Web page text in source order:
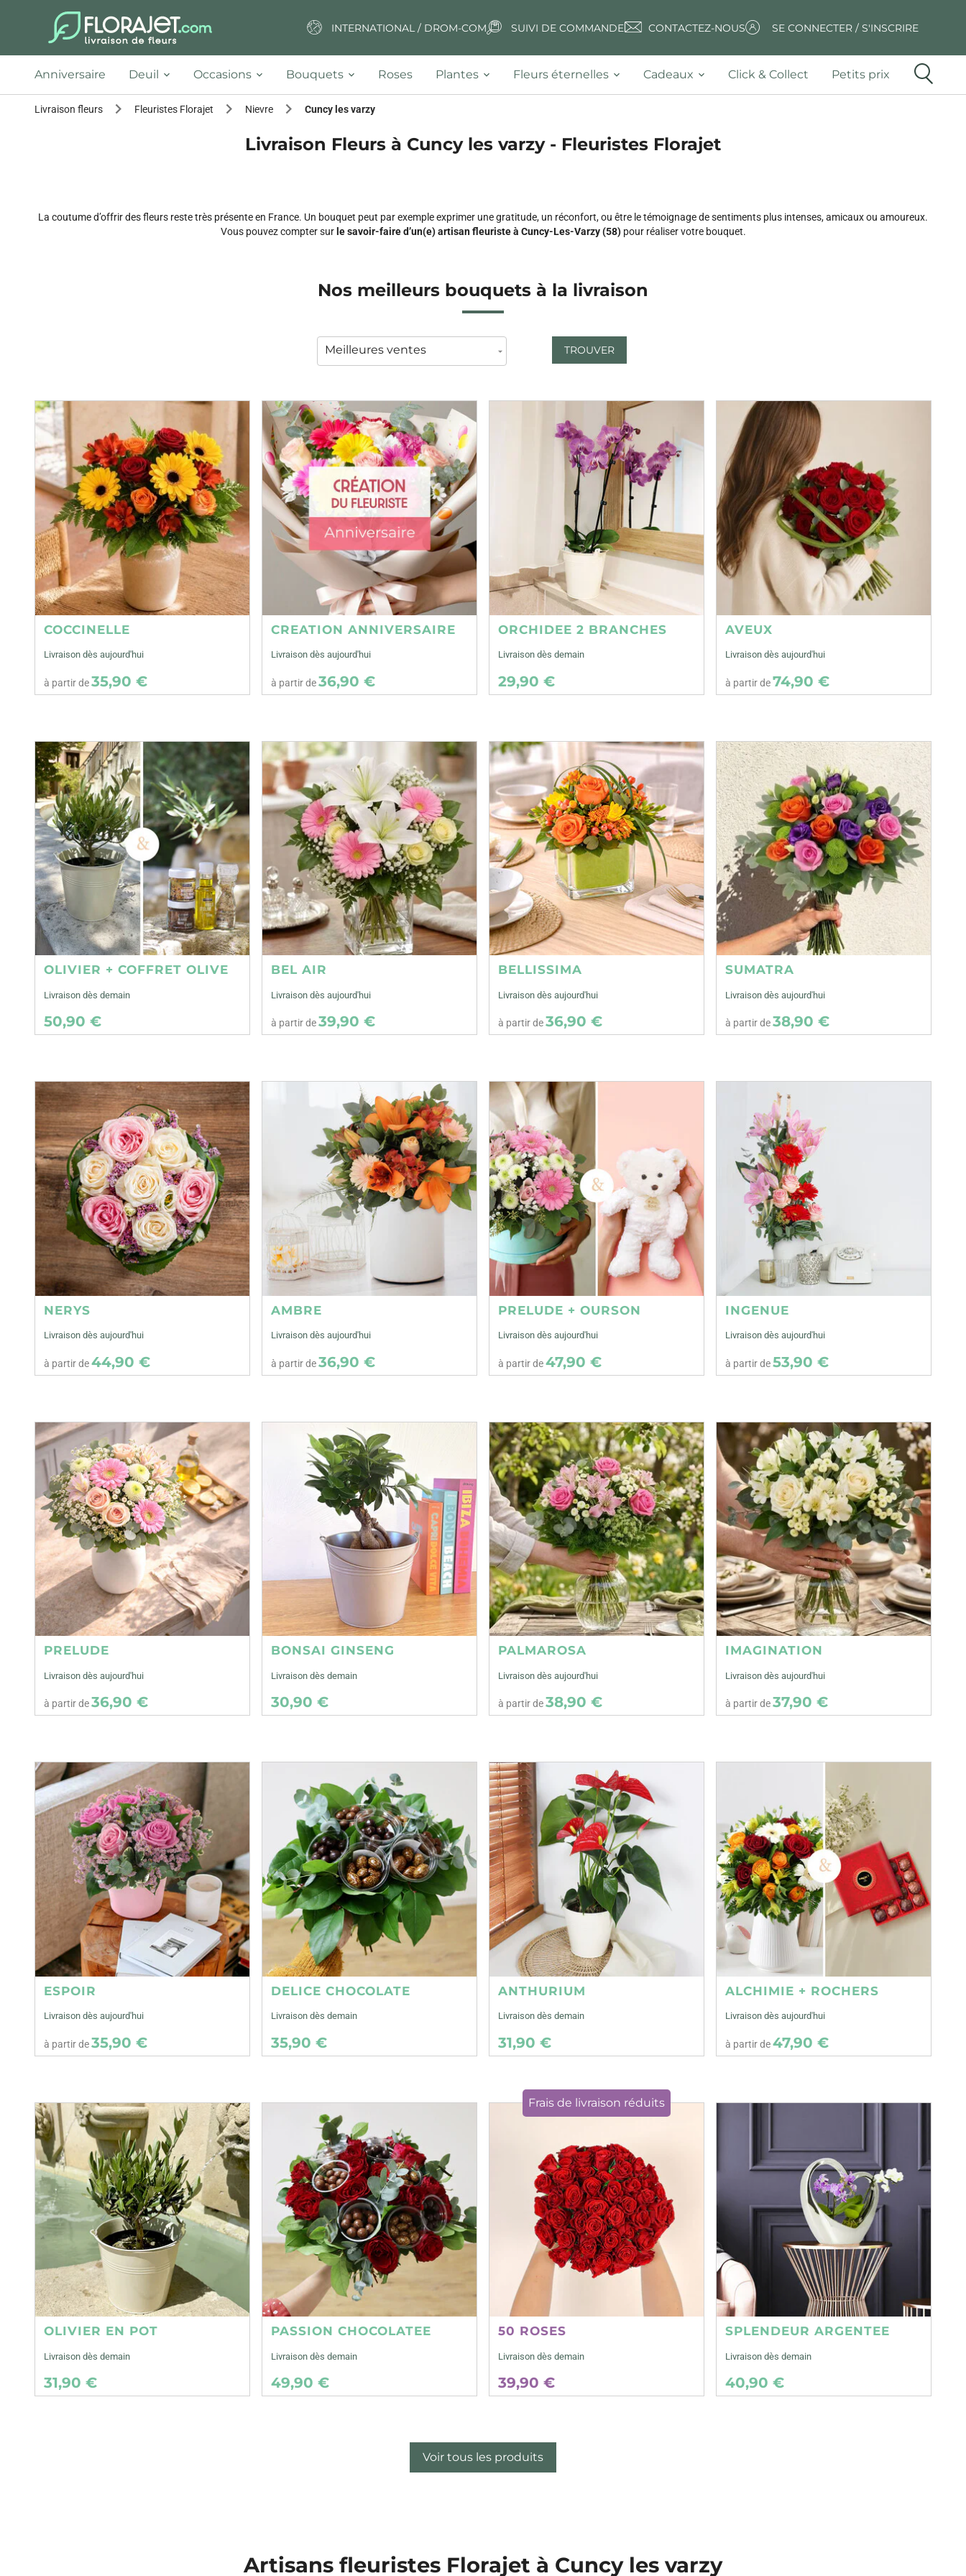
INTERNATIONAL / DROM-COM SUIVI DE COMMANDE CONTACTEZ-NOUS SE CONNECTER / S'INSCRIRE
Anniversaire Deuil Occasions Bouquets Roses Plantes Fleurs éternelles Cadeaux Click & Collect Petits prix
Livraison fleurs Fleuristes Florajet Nievre Cuncy les varzy
Livraison Fleurs à Cuncy les varzy - Fleuristes Florajet
La coutume d’offrir des fleurs reste très présente en France. Un bouquet peut par exemple exprimer une gratitude, un réconfort, ou être le témoignage de sentiments plus intenses, amicaux ou amoureux.
Vous pouvez compter sur le savoir-faire d’un(e) artisan fleuriste à Cuncy-Les-Varzy (58)pour réaliser votre bouquet.
Nos meilleurs bouquets à la livraison
TROUVER
COCCINELLE
Livraison dès aujourd'hui
à partir de35,90 €
CREATION ANNIVERSAIRE
Livraison dès aujourd'hui
à partir de36,90 €
ORCHIDEE 2 BRANCHES
Livraison dès demain
29,90 €
AVEUX
Livraison dès aujourd'hui
à partir de74,90 €
OLIVIER + COFFRET OLIVE
Livraison dès demain
50,90 €
BEL AIR
Livraison dès aujourd'hui
à partir de39,90 €
BELLISSIMA
Livraison dès aujourd'hui
à partir de36,90 €
SUMATRA
Livraison dès aujourd'hui
à partir de38,90 €
NERYS
Livraison dès aujourd'hui
à partir de44,90 €
AMBRE
Livraison dès aujourd'hui
à partir de36,90 €
PRELUDE + OURSON
Livraison dès aujourd'hui
à partir de47,90 €
INGENUE
Livraison dès aujourd'hui
à partir de53,90 €
PRELUDE
Livraison dès aujourd'hui
à partir de36,90 €
BONSAI GINSENG
Livraison dès demain
30,90 €
PALMAROSA
Livraison dès aujourd'hui
à partir de38,90 €
IMAGINATION
Livraison dès aujourd'hui
à partir de37,90 €
ESPOIR
Livraison dès aujourd'hui
à partir de35,90 €
DELICE CHOCOLATE
Livraison dès demain
35,90 €
ANTHURIUM
Livraison dès demain
31,90 €
ALCHIMIE + ROCHERS
Livraison dès aujourd'hui
à partir de47,90 €
OLIVIER EN POT
Livraison dès demain
31,90 €
PASSION CHOCOLATEE
Livraison dès demain
49,90 €
Frais de livraison réduits
50 ROSES
Livraison dès demain
39,90 €
SPLENDEUR ARGENTEE
Livraison dès demain
40,90 €
Voir tous les produits
Artisans fleuristes Florajet à Cuncy les varzy